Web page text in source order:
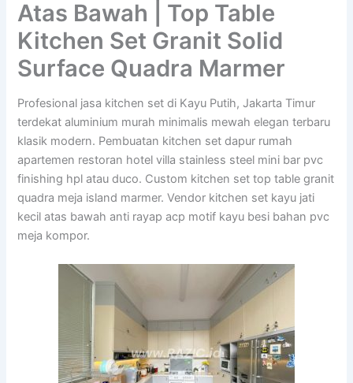
Atas Bawah | Top Table
Kitchen Set Granit Solid
Surface Quadra Marmer
Profesional jasa kitchen set di Kayu Putih, Jakarta Timur
terdekat aluminium murah minimalis mewah elegan terbaru
klasik modern. Pembuatan kitchen set dapur rumah
apartemen restoran hotel villa stainless steel mini bar pvc
finishing hpl atau duco. Custom kitchen set top table granit
quadra meja island marmer. Vendor kitchen set kayu jati
kecil atas bawah anti rayap acp motif kayu besi bahan pvc
meja kompor.